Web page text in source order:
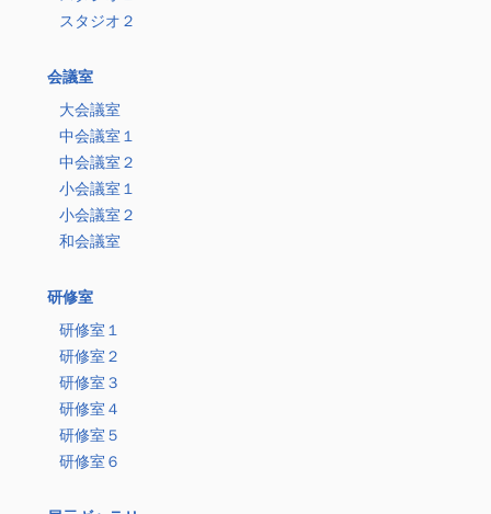
スタジオ２
会議室
大会議室
中会議室１
中会議室２
小会議室１
小会議室２
和会議室
研修室
研修室１
研修室２
研修室３
研修室４
研修室５
研修室６